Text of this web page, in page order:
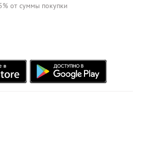
от суммы покупки